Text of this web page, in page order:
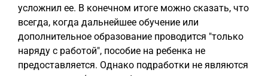
усложнил ее. В конечном итоге можно сказать, что
всегда, когда дальнейшее обучение или
дополнительное образование проводится "только
наряду с работой", пособие на ребенка не
предоставляется. Однако подработки не являются